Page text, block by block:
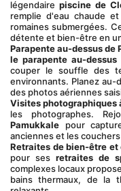
légendaire piscine de
remplie d'eau chaude
romaines submergées.
détente et bien-être en
Parapente au-dessus de
le parapente au-dessus
couper le souffle des
environnants. Planez
des photos aériennes
Visites photographiques
les photographes.
Pamukkale pour
anciennes et les
Retraites de bien-être et
pour ses retraites de
complexes locaux
bains thermaux, de la